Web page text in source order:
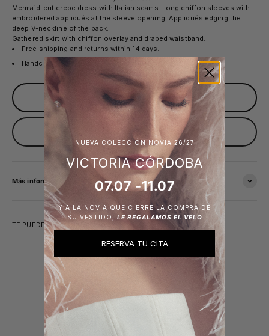
Mermaid-cut crepe dress with Italian seams. Long chiffon sleeves with
embroidered appliqués at the sleeve opening. Appliqués edging the
deep V-neckline of the back.
Gathered skirt with chiffon overlay and draped waistband.
Free shipping and returns within 14 days.
Handcrafted in Spain
Sold out
Avísame cuando esté disponible
Más información
TE PUEDE INTERESAR
Únete a nuestra newsletter
NUEVA COLECCIÓN NOVIA 26/27
VICTORIA CÓRDOBA
07.07 -11.07
Y A LA NOVIA QUE CIERRE LA COMPRA DE
SU VESTIDO, LE REGALAMOS EL VELO
RESERVA TU CITA